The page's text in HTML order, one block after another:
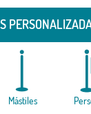
Mástiles